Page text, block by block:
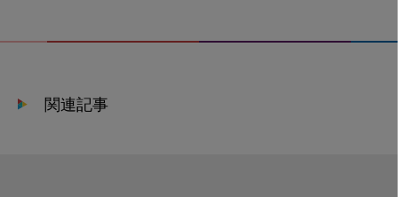
関連記事